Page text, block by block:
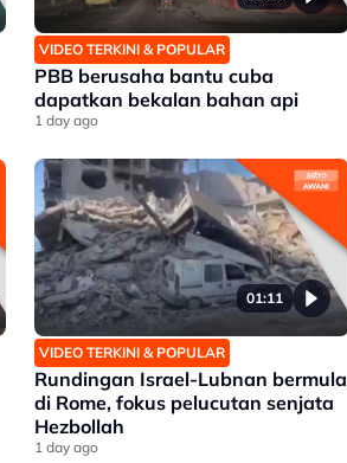
VIDEO TERKINI & POPULAR
PBB berusaha bantu cuba
dapatkan bekalan bahan api
1 day ago
01:11
VIDEO TERKINI & POPULAR
Rundingan Israel-Lubnan bermula
di Rome, fokus pelucutan senjata
Hezbollah
1 day ago